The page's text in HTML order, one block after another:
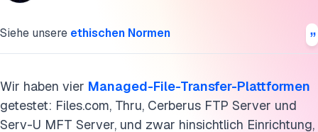
Siehe unsere ethischen Normen
Wir haben vier Managed-File-Transfer-Plattformen
getestet: Files.com, Thru, Cerberus FTP Server und
Serv-U MFT Server, und zwar hinsichtlich Einrichtung,